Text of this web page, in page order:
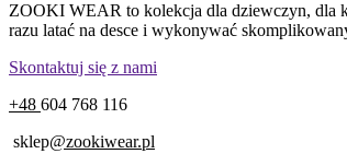
ZOOKI WEAR to kolekcja dla dziewczyn, dla
razu latać na desce i wykonywać
Skontaktuj się z nami
+48 604 768 116
sklep@zookiwear.pl